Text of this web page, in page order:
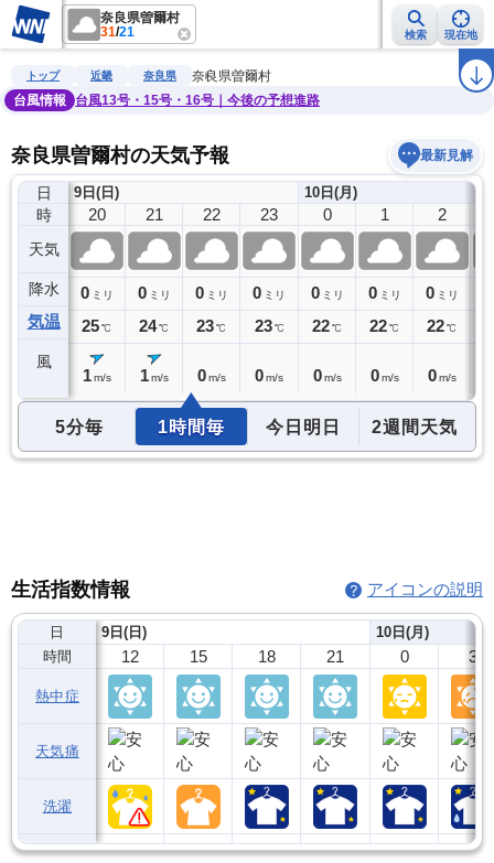
奈良県曽爾村
31/21 検索 現在地
雨雲レーダー 台風情報 地震情報 ラ
トップ 近畿 奈良県
奈良県曽爾村
台風情報
台風13号・15号・16号｜今後の予想進路
奈良県曽爾村の天気予報 最新見解
日
時
天気
降水
気温
風
9日(日)
19
0ミリ
26℃
20
0 ミリ
25℃
1 m/s
21
0 ミリ
24℃
1 m/s
22
0 ミリ
23℃
0 m/s
23
0 ミリ
23 ℃
0m/s
10日(月)
0
0 ミリ
22℃
0 m/s
1
0 ミリ
22℃
0 m/s
2
0 ミリ
22℃
0 m/s
5分毎 1時間毎 今日明日 2週間天気
生活指数情報 アイコンの説明
日
時間
熱中症
天気痛
洗濯
9日(日)
12 15 18 21
10日(月)
0 3